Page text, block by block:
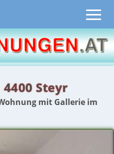
Steyr
mit Gallerie im